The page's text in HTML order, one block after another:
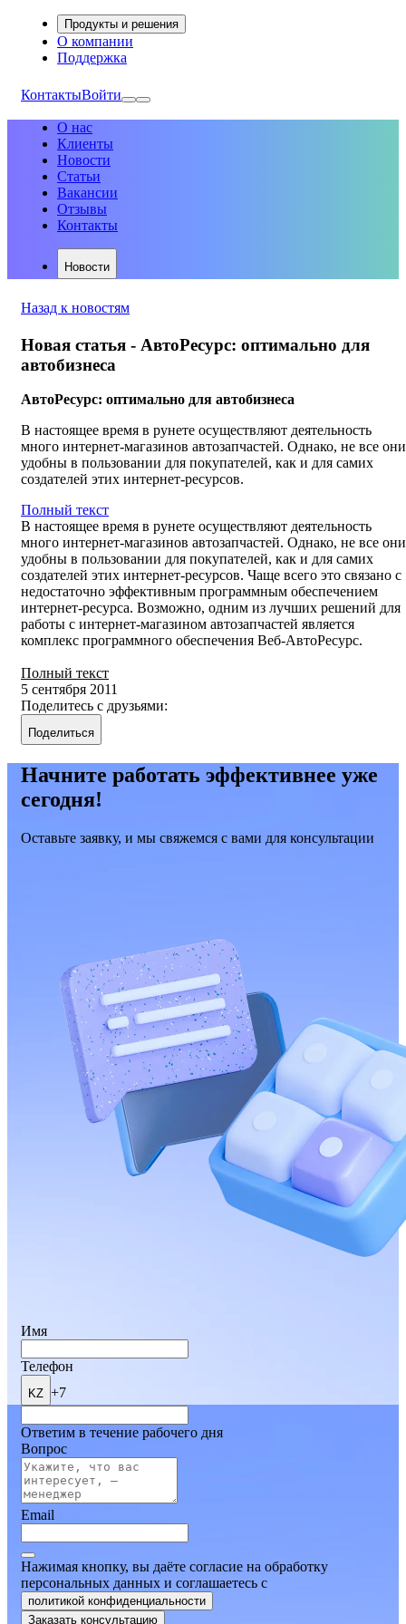
Продукты и решения
О компании
Поддержка
КонтактыВойти
О нас
Клиенты
Новости
Статьи
Вакансии
Отзывы
Контакты
Новости
Назад к новостям
Новая статья - АвтоРесурс: оптимально для
автобизнеса
АвтоРесурс: оптимально для автобизнеса
В настоящее время в рунете осуществляют деятельность
много интернет-магазинов автозапчастей. Однако, не все они
удобны в пользовании для покупателей, как и для самих
создателей этих интернет-ресурсов.
Полный текст
В настоящее время в рунете осуществляют деятельность
много интернет-магазинов автозапчастей. Однако, не все они
удобны в пользовании для покупателей, как и для самих
создателей этих интернет-ресурсов. Чаще всего это связано с
недостаточно эффективным программным обеспечением
интернет-ресурса. Возможно, одним из лучших решений для
работы с интернет-магазином автозапчастей является
комплекс программного обеспечения Веб-АвтоРесурс.
Полный текст
5 сентября 2011
Поделитесь с друзьями:
Поделиться
Начните работать эффективнее уже
сегодня!
Оставьте заявку, и мы свяжемся с вами для консультации
Имя
Телефон
KZ +7
Ответим в течение рабочего дня
Вопрос
Email
Нажимая кнопку, вы даёте согласие на обработку
персональных данных и соглашаетесь c
политикой конфиденциальности
Заказать консультацию